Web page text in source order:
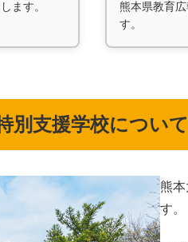
ます。
熊本県教育
す。
別支援学校について
熊
す。